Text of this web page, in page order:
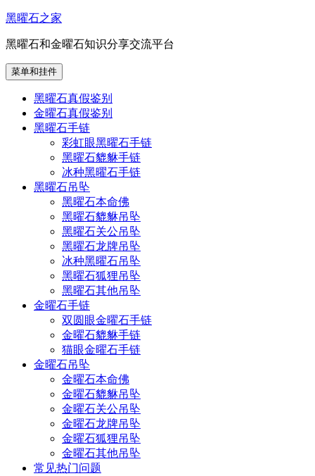
跳
内
容
黑曜石之家
黑曜石和金曜石知识分享交流平台
菜单和挂件
黑曜石真假鉴别
金曜石真假鉴别
黑曜石手链
彩虹眼黑曜石手链
黑曜石貔貅手链
冰种黑曜石手链
黑曜石吊坠
黑曜石本命佛
黑曜石貔貅吊坠
黑曜石关公吊坠
黑曜石龙牌吊坠
冰种黑曜石吊坠
黑曜石狐狸吊坠
黑曜石其他吊坠
金曜石手链
双圆眼金曜石手链
金曜石貔貅手链
猫眼金曜石手链
金曜石吊坠
金曜石本命佛
金曜石貔貅吊坠
金曜石关公吊坠
金曜石龙牌吊坠
金曜石狐狸吊坠
金曜石其他吊坠
常见热门问题